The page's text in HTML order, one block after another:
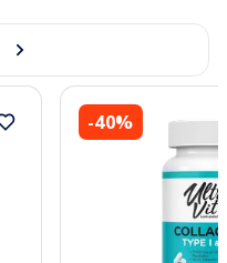
-40%